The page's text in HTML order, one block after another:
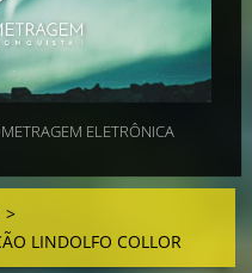
ELETRÔNICA
>
LINDOLFO COLLOR